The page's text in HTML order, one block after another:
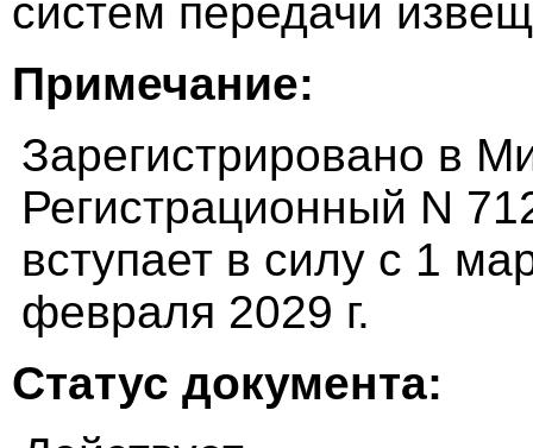
систем передачи
Примечание:
Зарегистрировано в
Регистрационный N
вступает в силу с 1
февраля 2029 г.
Статус документа: